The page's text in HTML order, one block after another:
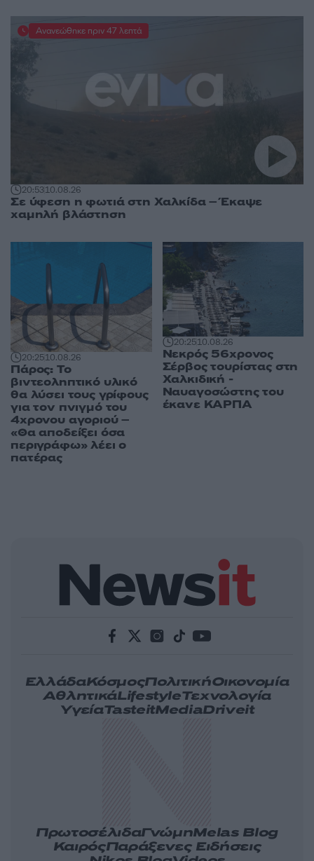
20:5310.08.26
Σε ύφεση η φωτιά στη Χαλκίδα – Έκαψε
χαμηλή βλάστηση
Ανανεώθηκε πριν 47 λεπτά
20:2510.08.26
Πάρος: Το
βιντεοληπτικό υλικό
θα λύσει τους γρίφους
για τον πνιγμό του
4χρονου αγοριού –
«Θα αποδείξει όσα
περιγράφω» λέει ο
πατέρας
20:2510.08.26
Νεκρός 56χρονος
Σέρβος τουρίστας στη
Χαλκιδική -
Ναυαγοσώστης του
έκανε ΚΑΡΠΑ
ΕλλάδαΚόσμοςΠολιτικήΟικονομία
ΑθλητικάLifestyleΤεχνολογία
ΥγείαTasteitMediaDriveit
ΠρωτοσέλιδαΓνώμηMelas Blog
ΚαιρόςΠαράξενες Ειδήσεις